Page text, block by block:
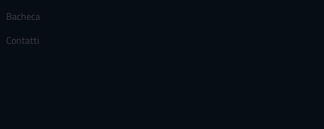
Bacheca
Contatti